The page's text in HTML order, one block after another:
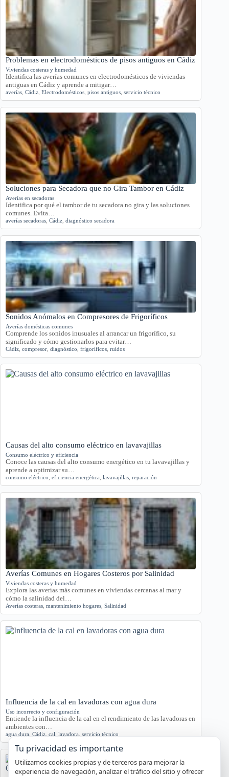
Problemas en electrodomésticos de pisos antiguos en Cádiz
Viviendas costeras y humedad
Identifica las averías comunes en electrodomésticos de viviendas
antiguas en Cádiz y aprende a mitigar…
averías Cádiz Electrodomésticos pisos antiguos servicio técnico
Soluciones para Secadora que no Gira Tambor en Cádiz
Averías en secadoras
Identifica por qué el tambor de tu secadora no gira y las soluciones
comunes. Evita…
averías secadoras Cádiz diagnóstico secadora
Sonidos Anómalos en Compresores de Frigoríficos
Averías domésticas comunes
Comprende los sonidos inusuales al arrancar un frigorífico, su
significado y cómo gestionarlos para evitar…
Cádiz compresor diagnóstico frigoríficos ruidos
Causas del alto consumo eléctrico en lavavajillas
Consumo eléctrico y eficiencia
Conoce las causas del alto consumo energético en tu lavavajillas y
aprende a optimizar su…
consumo eléctrico eficiencia energética lavavajillas reparación
Averías Comunes en Hogares Costeros por Salinidad
Viviendas costeras y humedad
Explora las averías más comunes en viviendas cercanas al mar y
cómo la salinidad del…
Averías costeras mantenimiento hogares Salinidad
Influencia de la cal en lavadoras con agua dura
Uso incorrecto y configuración
Entiende la influencia de la cal en el rendimiento de las lavadoras en
ambientes con…
agua dura Cádiz cal lavadora servicio técnico
Tu privacidad es importante
Utilizamos cookies propias y de terceros para mejorar la
experiencia de navegación, analizar el tráfico del sitio y ofrecer